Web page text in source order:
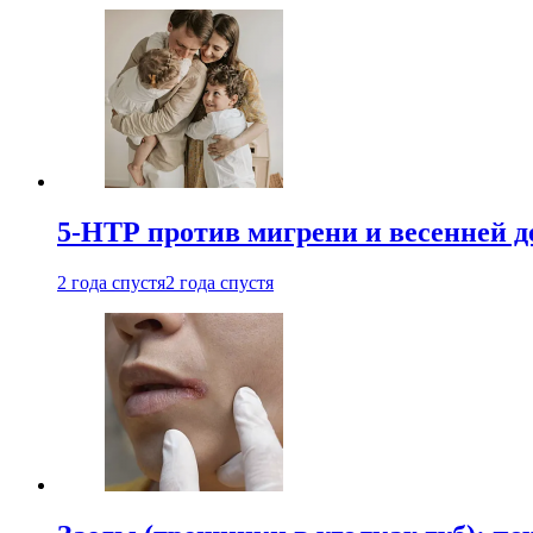
5-НТР против мигрени и весенней
2 года спустя2 года спустя